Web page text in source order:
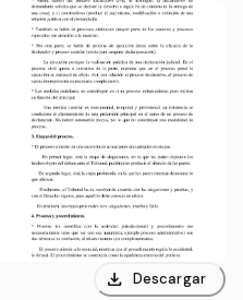
download Descargar